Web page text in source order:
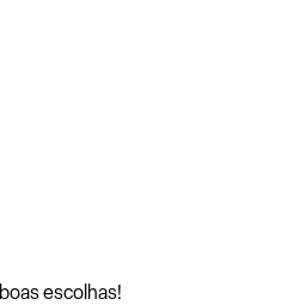
boas escolhas!